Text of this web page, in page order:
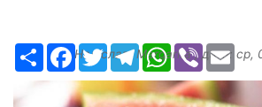
РесурсFacebook
TwitterTelegramWhatsApp
Viber
Надіслав:Margarita, дата: ср,